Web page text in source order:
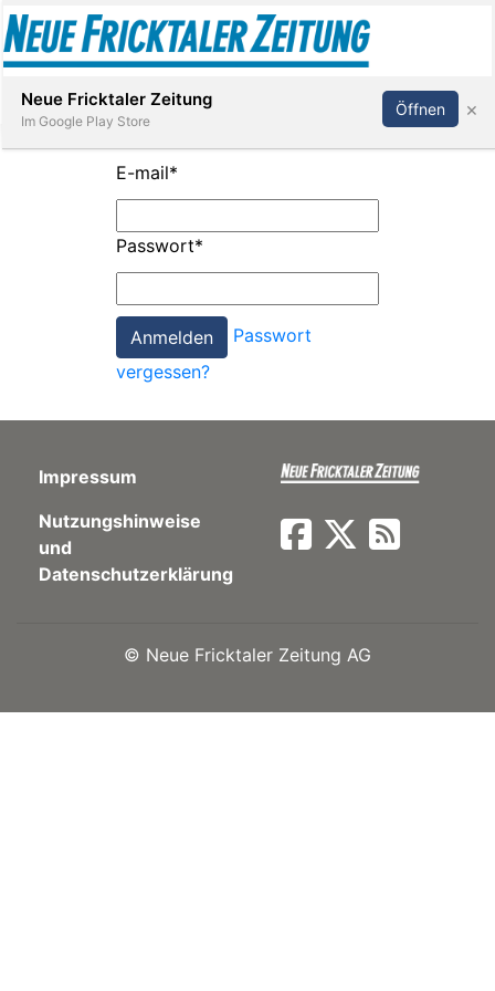
Paper
App
Abonnieren Anmelden
E-mail*
Passwort*
Passwort
vergessen?
Impressum
Nutzungshinweise
und
Datenschutzerklärung
© Neue Fricktaler Zeitung AG
Neue Fricktaler Zeitung
Im Google Play Store
Öffnen ×